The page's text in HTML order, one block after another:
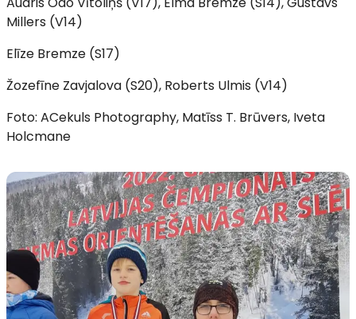
Millers (V14)
Elīze Bremze (S17)
Žozefīne Zavjalova (S20), Roberts Ulmis (V14)
Foto: ACekuls Photography, Matīss T. Brūvers, Iveta
Holcmane